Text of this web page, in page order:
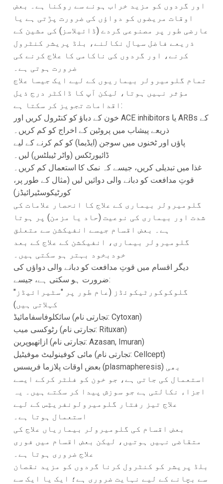
اور گردوں کو مزید خراب ہونے سے روکنا ہے۔ بعض
اوقات مریضوں کو دواؤں کی ضرورت پڑتی ہے یا
عارضی طور پر مصنوعی گردے (ڈائیلاسز) کی مشین کے
ذریعے فاضل سیال نکالنے، بلڈ پریشر کنٹرول
کرنے، اور گردوں کی ناکامی کا علاج کرنے کی
ضرورت ہوتی ہے۔
تمام گلومیرولر بیماریوں کے لیے ایک جیسا علاج
مؤثر نہیں ہوتا، لیکن آپ کا ڈاکٹر درج ذیل
اقدامات تجویز کر سکتا ہے:
خون کے دباؤ کو کنٹرول کریں اور ACE inhibitors یا ARBs کے
ذریعے پیشاب میں پروٹین کے اخراج کو کم کریں۔
پاؤں اور ٹخنوں میں سوجن (ایڈیما) کو کم کرنے کے لیے
ڈائیورٹکس (واٹر ٹیبلٹس) لیں۔
غذا میں تبدیلی کریں، جیسے کہ نمک کا استعمال کم کریں۔
قوتِ مدافعت کو دبانے والی دوائیں لیں (مثال کے طور پر،
کورٹیکوسٹیرائیڈز)
گلومیرولر بیماری کے علاج کا انحصار علامات کی
شدت اور بیماری کی نوعیت (حاد یا مزمن) پر ہوتا
ہے۔ بعض اقسام جیسے انفیکشن سے متعلق
گلومیرولر بیماری، انفیکشن کے علاج کے بعد
خودبخود بہتر ہو سکتی ہیں۔
دیگر اقسام میں قوتِ مدافعت کو دبانے والی دواؤں کی
ضرورت ہو سکتی ہے، جیسے:
گلوکوکورٹیکوئڈز (عام طور پر "سٹیرائیڈز"
کہلاتی ہیں)
سائکلوفاسفامائیڈ (تجارتی نام: Cytoxan)
رٹوکسی میب (تجارتی نام: Rituxan)
ازاتھیوپرین (تجارتی نام: Azasan, Imuran)
مائی کوفینولیٹ موفیٹیل (تجارتی نام: Cellcept)
بعض اوقات پلازما فریسس (plasmapheresis) بھی
استعمال کی جاتی ہے، جو خون کو فلٹر کرکے ایسے
اجزاء نکالتی ہے جو سوزش پیدا کر سکتے ہیں۔ یہ
علاج تیز رفتار گلومیرولونفریٹِس کے لیے
استعمال ہوتا ہے۔
بعض اقسام کی گلومیرولر بیماریاں علاج کی
متقاضی نہیں ہوتیں، لیکن بعض اقسام میں فوری
علاج ضروری ہوتا ہے۔
بلڈ پریشر کو کنٹرول کرنا گردوں کو مزید نقصان
سے بچانے کے لیے نہایت ضروری ہے؛ ایک یا ایک سے